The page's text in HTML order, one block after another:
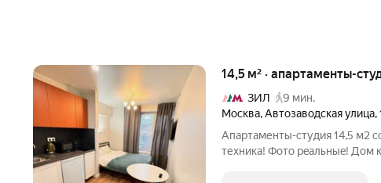
14,5 м² · апартаменты-
ЗИЛ
9 мин.
Москва,Автозаводская улица,
Апapтaменты-cтудия 14,5 м2
теxникa! Фотo peaльныe! Дом